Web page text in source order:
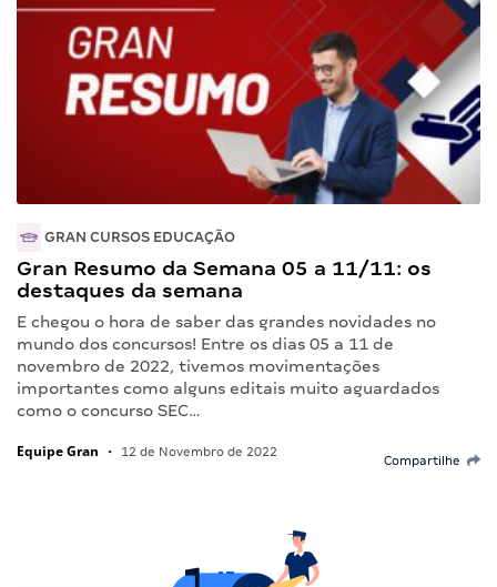
GRAN CURSOS EDUCAÇÃO
Gran Resumo da Semana 05 a 11/11: os
destaques da semana
E chegou o hora de saber das grandes novidades no
mundo dos concursos! Entre os dias 05 a 11 de
novembro de 2022, tivemos movimentações
importantes como alguns editais muito aguardados
como o concurso SEC…
Equipe Gran • 12 de Novembro de 2022
Compartilhe